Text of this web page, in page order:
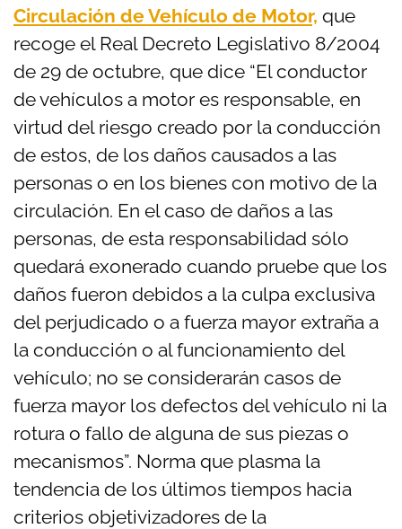
Circulación de Vehículo de Motor, que
recoge el Real Decreto Legislativo 8/2004
de 29 de octubre, que dice “El conductor
de vehículos a motor es responsable, en
virtud del riesgo creado por la conducción
de estos, de los daños causados a las
personas o en los bienes con motivo de la
circulación. En el caso de daños a las
personas, de esta responsabilidad sólo
quedará exonerado cuando pruebe que los
daños fueron debidos a la culpa exclusiva
del perjudicado o a fuerza mayor extraña a
la conducción o al funcionamiento del
vehículo; no se considerarán casos de
fuerza mayor los defectos delvehículo ni la
rotura o fallo de alguna de sus piezas o
mecanismos”. Norma que plasma la
tendencia de los últimos tiempos hacia
criterios objetivizadores de la